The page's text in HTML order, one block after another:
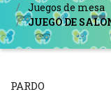
Juegos de mesa
JUEGO DE
PARDO